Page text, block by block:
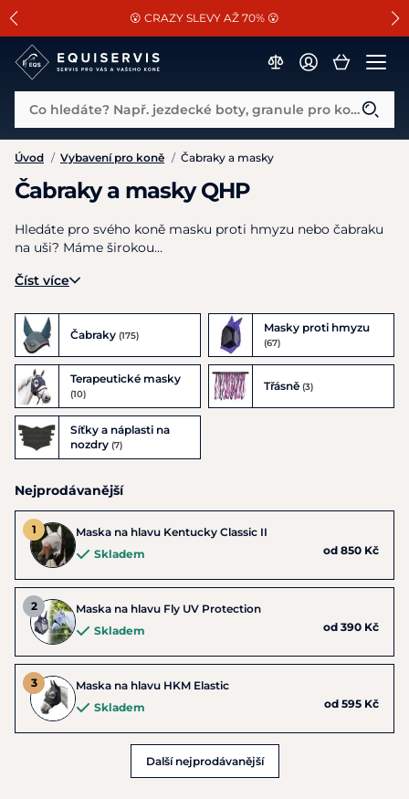
SLEVA 13% na vše od Cassini!
😮 CRAZY SLEVY AŽ 70% 😮
📐Pasování a doplňky k vybraným sedlům ZDARMA 🐴
Co hledáte? Např. jezdecké boty, granule pro koně...
Úvod / Vybavení pro koně / Čabraky a masky
Čabraky a masky QHP
Hledáte pro svého koně masku proti hmyzu nebo čabraku
na uši? Máme širokou…
Číst více
Čabraky (175)
Masky proti hmyzu
(67)
Terapeutické masky
(10)
Třásně (3)
Síťky a náplasti na
nozdry (7)
Nejprodávanější
Maska na hlavu Kentucky Classic II
Skladem
od 850 Kč
Maska na hlavu Fly UV Protection
Skladem
od 390 Kč
Maska na hlavu HKM Elastic
Skladem
od 595 Kč
Další nejprodávanější